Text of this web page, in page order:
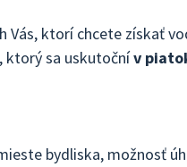
Vás, ktorí chcete získať
, ktorý sa uskutočnív
bydliska, možnosť